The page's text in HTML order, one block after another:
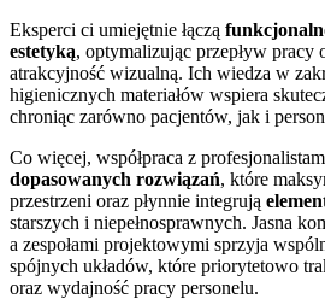
Eksperci ci umiejętnie łączą
estetyką, optymalizując przepływ pracy
atrakcyjność wizualną. Ich wiedza w
higienicznych materiałów wspiera
chroniąc zarówno pacjentów, jak i
Co więcej, współpraca z
dopasowanych rozwiązań, które
przestrzeni oraz płynnie integrują
starszych i niepełnosprawnych. Jasna
a zespołami projektowymi sprzyja
spójnych układów, które priorytetowo
oraz wydajność pracy personelu.